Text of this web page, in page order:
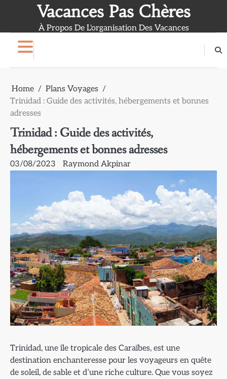
Vacances Pas Chères
À Propos De L'organisation Des Vacances
Home
Plans Voyages
Trinidad : Guide des activités, hébergements et bonnes
adresses
Trinidad : Guide des activités,
hébergements et bonnes adresses
03/08/2023 Raymond Akpinar
Trinidad, une île tropicale des Caraïbes, est une
destination enchanteresse pour les voyageurs en quête
de soleil, de sable et d’une riche culture. Que vous soyez